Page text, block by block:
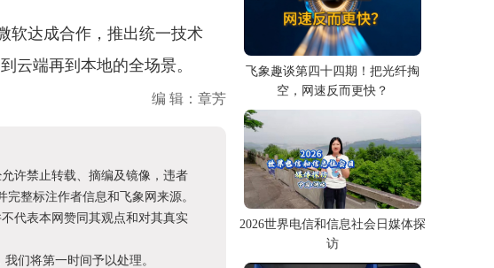
软达成合作，推出统一技术
云端再到本地的全场景。
编 辑：章芳
许禁止转载、摘编及镜像，违者
整标注作者信息和飞象网来源。
代表本网赞同其观点和对其真实
们将第一时间予以处理。
飞象趣谈第四十四期！把光纤掏
空，网速反而更快？
2026世界电信和信息社会日媒体探
访